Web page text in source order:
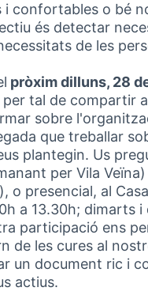
i confortables o bé
és detectar
de les
pròxim dilluns, 28
per tal de compartir
sobre
que treballar
plantegin. Us
per Vila
en una
), o presencial, al
a 13.30h; dimarts
participació ens
de les cures al
un document ric i
actius.